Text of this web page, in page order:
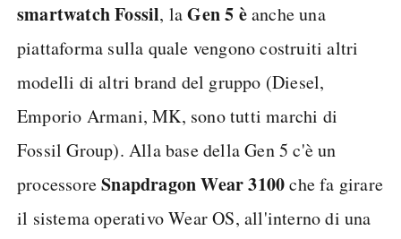
smartwatch Fossil, laGen 5 èanche una
piattaforma sulla quale vengono costruiti altri
modelli di altri brand del gruppo (Diesel,
Emporio Armani, MK, sono tutti marchi di
Fossil Group). Alla base della Gen 5 c'è un
processoreSnapdragon Wear 3100che fa girare
il sistema operativo Wear OS, all'interno di una